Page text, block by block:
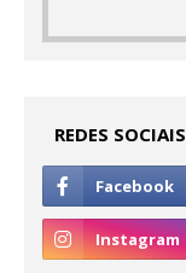
REDES SOCIAIS